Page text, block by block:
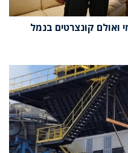
ואולם קונצרטים בנמל